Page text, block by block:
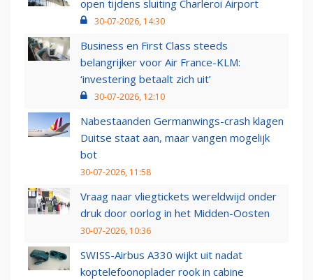
open tijdens sluiting Charleroi Airport
30-07-2026, 14:30
Business en First Class steeds
belangrijker voor Air France-KLM:
‘investering betaalt zich uit’
30-07-2026, 12:10
Nabestaanden Germanwings-crash klagen
Duitse staat aan, maar vangen mogelijk
bot
30-07-2026, 11:58
Vraag naar vliegtickets wereldwijd onder
druk door oorlog in het Midden-Oosten
30-07-2026, 10:36
SWISS-Airbus A330 wijkt uit nadat
koptelefoonoplader rook in cabine